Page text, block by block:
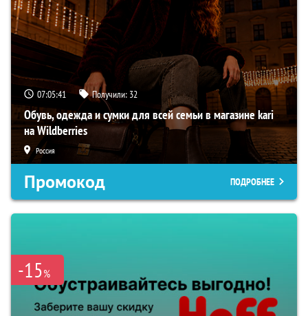
07:05:40 Получили: 32
Обувь, одежда и сумки для всей семьи в магазине kari
на Wildberries
Россия
Промокод ПОДРОБНЕЕ
-15%